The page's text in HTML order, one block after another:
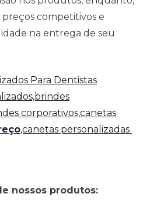
preços competitivos e
na entrega de seu
Para Dentistas
corporativos,canetas
,canetas personalizadas
nossos produtos: